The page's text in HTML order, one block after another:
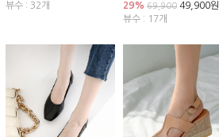
뷰수 : 32개
29% 69,90049,900원
뷰수 : 17개